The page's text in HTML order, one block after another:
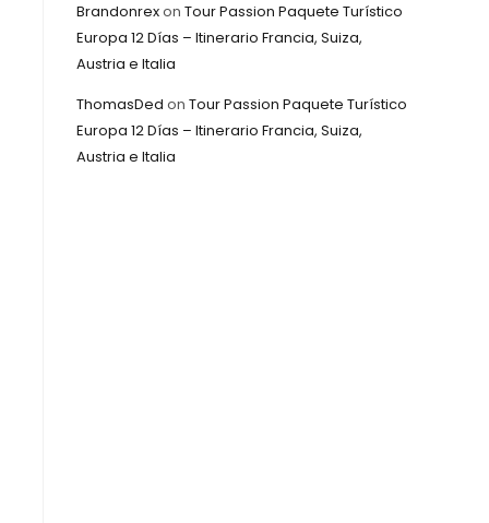
Brandonrexon Tour Passion Paquete Turístico
Europa 12 Días – Itinerario Francia, Suiza,
Austria e Italia
ThomasDed on Tour Passion Paquete Turístico
Europa 12 Días – Itinerario Francia, Suiza,
Austria e Italia